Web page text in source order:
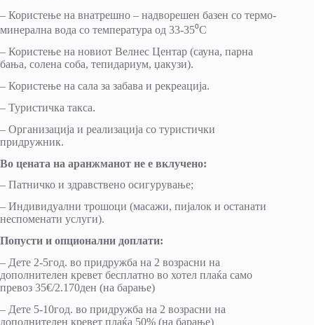
– Користење на внатрешно – надворешен базен со термо-
минерална вода со температура од 33-35⁰C
– Користење на новиот Велнес Центар (сауна, парна
бања, солена соба, тепидариум, џакузи).
– Користење на сала за забава и рекреација.
– Туристичка такса.
– Организација и реализација со туристички
придружник.
Во цената на аранжманот не е вклучено:
– Патничко и здравствено осигурување;
– Индивидуални трошоци (масажи, пијалок и останати
неспоменати услуги).
Попусти и опционални доплати:
– Дете 2-5год. во придружба на 2 возрасни на
дополнителен кревет бесплатно во хотел плаќа само
превоз 35€/2.170ден (на барање)
– Дете 5-10год. во придружба на 2 возрасни на
дополнителен кревет плаќа 50% (на барање)